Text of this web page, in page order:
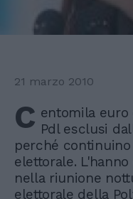
21 marzo 2010
C entomila
Pdl esclusi
perché
elettorale.
nella riunione
elettorale della